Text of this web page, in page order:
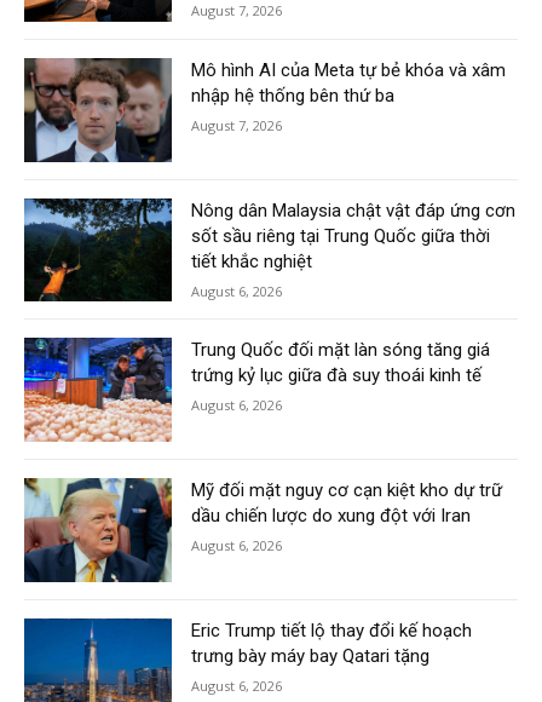
August 7, 2026
Mô hình AI của Meta tự bẻ khóa và xâm
nhập hệ thống bên thứ ba
August 7, 2026
Nông dân Malaysia chật vật đáp ứng cơn
sốt sầu riêng tại Trung Quốc giữa thời
tiết khắc nghiệt
August 6, 2026
Trung Quốc đối mặt làn sóng tăng giá
trứng kỷ lục giữa đà suy thoái kinh tế
August 6, 2026
Mỹ đối mặt nguy cơ cạn kiệt kho dự trữ
dầu chiến lược do xung đột với Iran
August 6, 2026
Eric Trump tiết lộ thay đổi kế hoạch
trưng bày máy bay Qatari tặng
August 6, 2026